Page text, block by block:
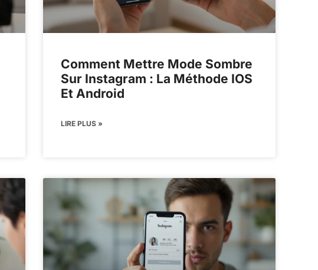
Comment Mettre Mode Sombre
Sur Instagram : La Méthode IOS
Et Android
LIRE PLUS »